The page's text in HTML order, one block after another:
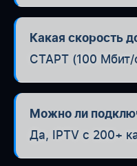
Какая скорость
СТАРТ (100
Можно ли
Да, IPTV с 200+